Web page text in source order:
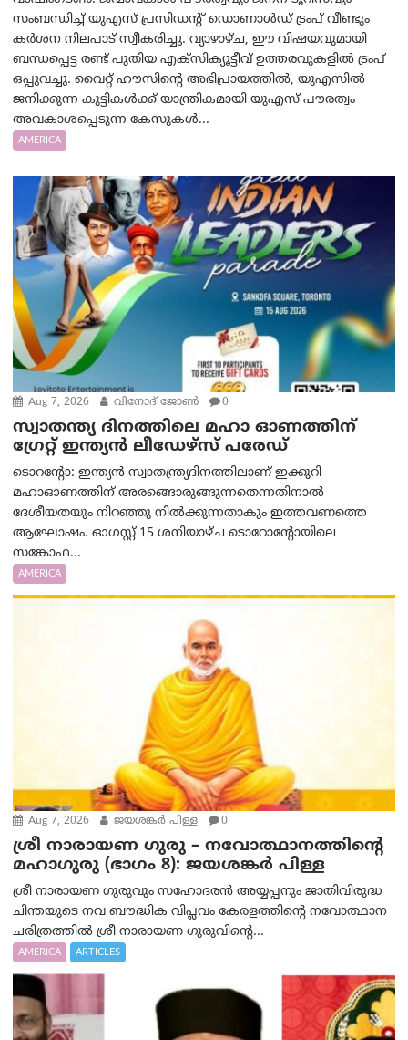
സംബന്ധിച്ച് യുഎസ് പ്രസിഡന്റ് ഡൊണാൾഡ് ട്രംപ് വീണ്ടും
കർശന നിലപാട് സ്വീകരിച്ചു. വ്യാഴാഴ്ച, ഈ വിഷയവുമായി
ബന്ധപ്പെട്ട രണ്ട് പുതിയ എക്സിക്യൂട്ടീവ് ഉത്തരവുകളിൽ ട്രംപ്
ഒപ്പുവച്ചു. വൈറ്റ് ഹൗസിന്റെ അഭിപ്രായത്തിൽ, യുഎസിൽ
ജനിക്കുന്ന കുട്ടികൾക്ക് യാന്ത്രികമായി യുഎസ് പൗരത്വം
അവകാശപ്പെടുന്ന കേസുകൾ...
AMERICA
Aug 7, 2026 വിനോദ് ജോൺ 0
സ്വാതന്ത്യ ദിനത്തിലെ മഹാ ഓണത്തിന്
ഗ്രേറ്റ് ഇന്ത്യൻ ലീഡേഴ്സ് പരേഡ്
ടൊറന്റോ: ഇന്ത്യൻ സ്വാതന്ത്ര്യദിനത്തിലാണ് ഇക്കുറി
മഹാഓണത്തിന് അരങ്ങൊരുങ്ങുന്നതെന്നതിനാൽ
ദേശീയതയും നിറഞ്ഞു നിൽക്കുന്നതാകും ഇത്തവണത്തെ
ആഘോഷം. ഓഗസ്റ്റ് 15 ശനിയാഴ്ച ടൊറോന്റോയിലെ
സങ്കോഫ...
AMERICA
Aug 7, 2026 ജയശങ്കര്‍ പിള്ള 0
ശ്രീ നാരായണ ഗുരു – നവോത്ഥാനത്തിന്റെ
മഹാഗുരു (ഭാഗം 8): ജയശങ്കര്‍ പിള്ള
ശ്രീ നാരായണ ഗുരുവും സഹോദരൻ അയ്യപ്പനും ജാതിവിരുദ്ധ
ചിന്തയുടെ നവ ബൗദ്ധിക വിപ്ലവം കേരളത്തിന്റെ നവോത്ഥാന
ചരിത്രത്തിൽ ശ്രീ നാരായണ ഗുരുവിന്റെ...
AMERICA ARTICLES